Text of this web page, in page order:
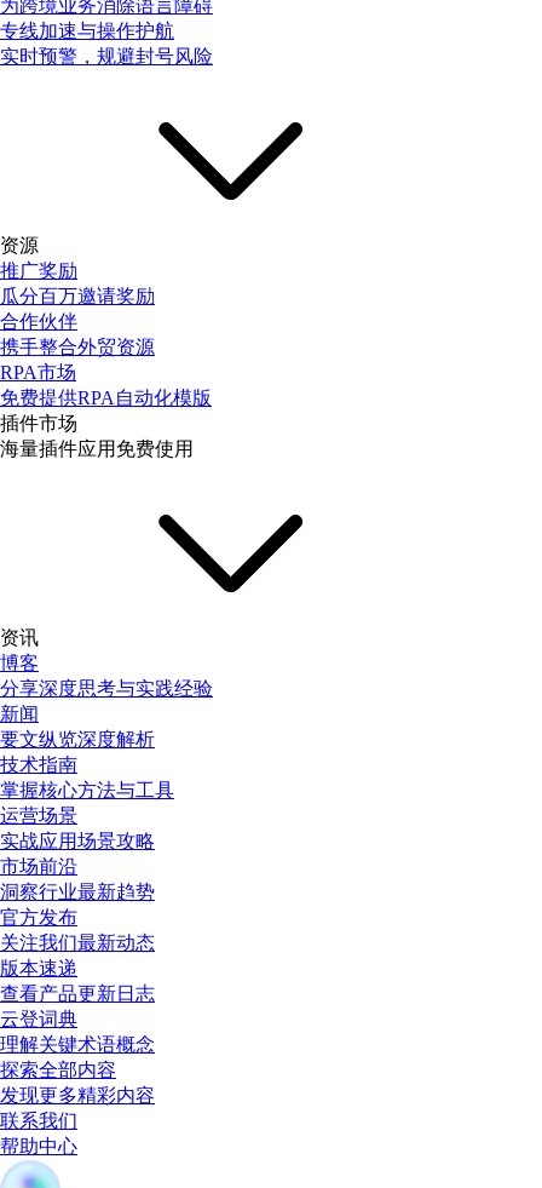
为跨境业务消除语言障碍
专线加速与操作护航
实时预警，规避封号风险
资源
推广奖励
瓜分百万邀请奖励
合作伙伴
携手整合外贸资源
RPA市场
免费提供RPA自动化模版
插件市场
海量插件应用免费使用
资讯
博客
分享深度思考与实践经验
新闻
要文纵览深度解析
技术指南
掌握核心方法与工具
运营场景
实战应用场景攻略
市场前沿
洞察行业最新趋势
官方发布
关注我们最新动态
版本速递
查看产品更新日志
云登词典
理解关键术语概念
探索全部内容
发现更多精彩内容
联系我们
帮助中心